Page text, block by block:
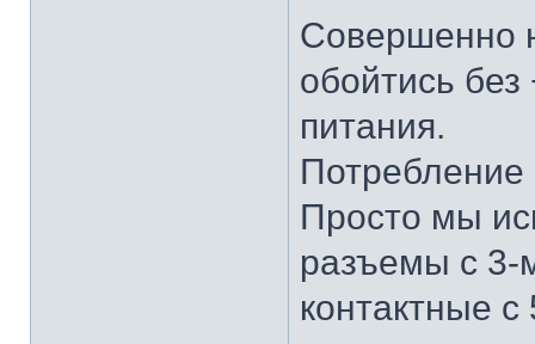
Совершенно
обойтись
питания.
Просто мы
разъемы с 3-
контактные